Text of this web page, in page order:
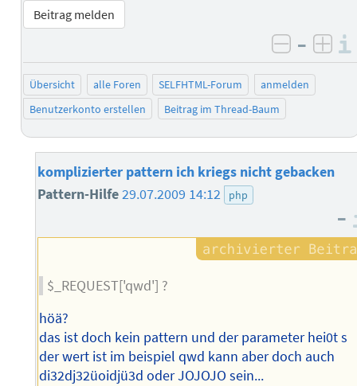
Beitrag melden
negativ
–
Übersicht alle Foren SELFHTML-Forum
anmelden
Benutzerkonto erstellen
Beitrag im Thread-Baum
komplizierter pattern ich kriegs nicht gebacken
Pattern-Hilfe29.07.2009 14:12 php
–
$_REQUEST['qwd'] ?
höä?
das ist doch kein pattern und der parameter hei0t s
der wert ist im beispiel qwd kann aber doch auch
di32dj32üoidjü3d oder JOJOJO sein...